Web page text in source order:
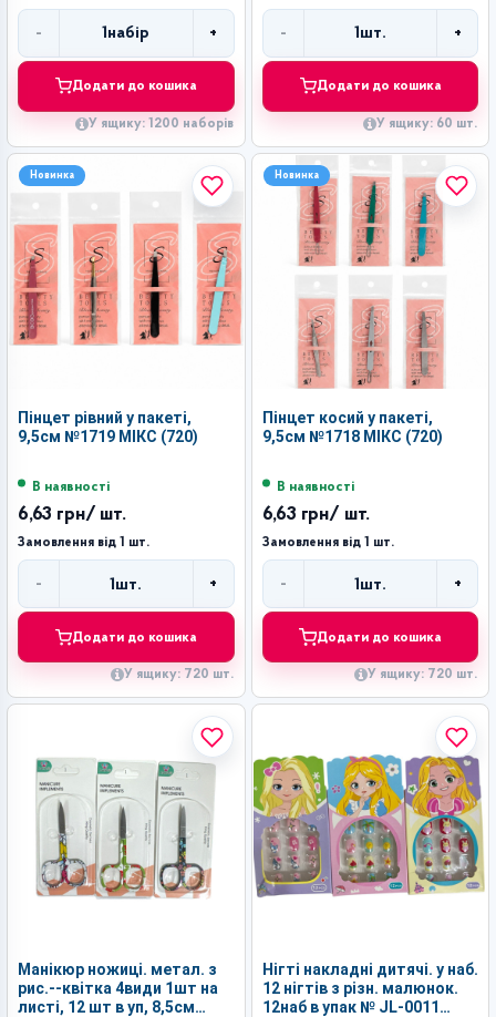
-
Кількість
1набір +
Додати до кошика
У ящику: 1200 наборів
- 1шт. +
Додати до кошика
У ящику: 60 шт.
Новинка
Пінцет рівний у пакеті,
9,5см №1719 МІКС (720)
В наявності
6,63 грн/ шт.
Замовлення від 1 шт.
- 1 шт. +
Додати до кошика
У ящику: 720 шт.
Новинка
Пінцет косий у пакеті,
9,5см №1718 МІКС (720)
В наявності
6,63 грн/ шт.
Замовлення від 1 шт.
- 1 шт. +
Додати до кошика
У ящику: 720 шт.
Манікюр ножиці. метал. з
рис.--квітка 4види 1шт на
листі, 12 шт в уп, 8,5см
Нігті накладні дитячі. у наб.
12 нігтів з різн. малюнок.
12наб в упак № JL-0011